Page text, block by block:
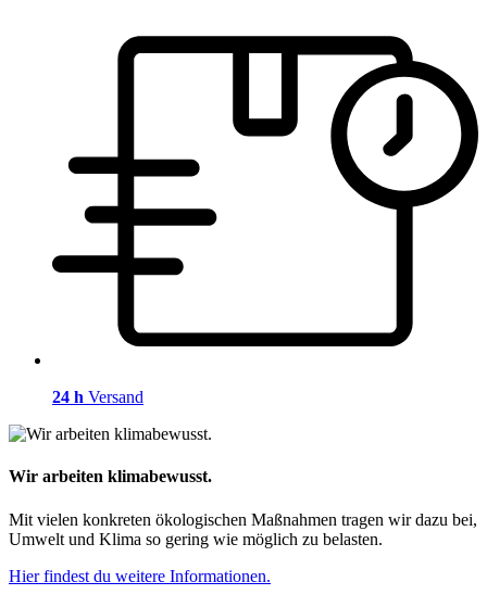
24 h Versand
Wir arbeiten klimabewusst.
Mit vielen konkreten ökologischen Maßnahmen tragen wir dazu bei,
Umwelt und Klima so gering wie möglich zu belasten.
Hier findest du weitere Informationen.